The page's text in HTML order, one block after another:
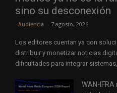
sino su desconexión
Audiencia 7 agosto, 2026
Los editores cuentan ya con
distribuir y monetizar noticias
dificultades para integrar sistemas,
WAN-